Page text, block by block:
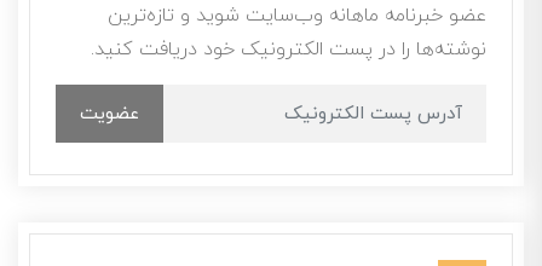
عضو خبرنامه ماهانه وب‌سایت شوید و تازه‌ترین
نوشته‌ها را در پست الکترونیک خود دریافت کنید.
عضویت